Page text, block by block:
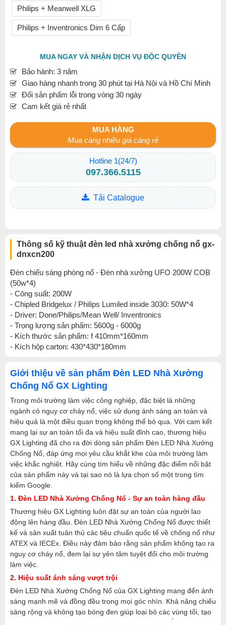
Philips + Meanwell XLG
Philips + Inventronics Dim 6 Cấp
MUA NGAY VÀ NHẬN DỊCH VỤ ĐỘC QUYỀN
Bảo hành: 3 năm
Giao hàng nhanh trong 30 phút tại Hà Nội và Hồ Chí Minh
Đổi sản phẩm lỗi trong vòng 30 ngày
Cam kết giá rẻ nhất
MUA HÀNG
Mua càng nhiều giá càng rẻ
Hotline 1(24/7)
097.366.5115
Tải Catalogue
Thông số kỹ thuật đèn led nhà xưởng chống nổ gx-
dnxcn200
Đèn chiếu sáng phòng nổ - Đèn nhà xưởng UFO 200W COB
(50w*4)
- Công suất: 200W
- Chipled Bridgelux / Philips Lumiled inside 3030: 50W*4
- Driver: Done/Philips/Mean Well/ Inventronics
- Trọng lượng sản phẩm: 5600g - 6000g
- Kích thước sản phẩm: f 410mm*160mm
- Kích hộp carton: 430*430*180mm
Giới thiệu về sản phẩm Đèn LED Nhà Xưởng
Chống Nổ GX Lighting
Trong môi trường làm việc công nghiệp, đặc biệt là những
ngành có nguy cơ cháy nổ, việc sử dụng ánh sáng an toàn và
hiệu quả là một điều quan trọng không thể bỏ qua. Với cam kết
mang lại sự an toàn tối đa và hiệu suất đỉnh cao, thương hiệu
GX Lighting đã cho ra đời dòng sản phẩm Đèn LED Nhà Xưởng
Chống Nổ, đáp ứng mọi yêu cầu khắt khe của môi trường làm
việc khắc nghiệt. Hãy cùng tìm hiểu về những đặc điểm nổi bật
của sản phẩm này và tại sao nó là lựa chọn số một trong tìm
kiếm Google.
1. Đèn LED Nhà Xưởng Chống Nổ - Sự an toàn hàng đầu
Thương hiệu GX Lighting luôn đặt sự an toàn của người lao
động lên hàng đầu. Đèn LED Nhà Xưởng Chống Nổ được thiết
kế và sản xuất tuân thủ các tiêu chuẩn quốc tế về chống nổ như
ATEX và IECEx. Điều này đảm bảo rằng sản phẩm không tạo ra
nguy cơ cháy nổ, đem lại sự yên tâm tuyệt đối cho môi trường
làm việc.
2. Hiệu suất ánh sáng vượt trội
Đèn LED Nhà Xưởng Chống Nổ của GX Lighting mang đến ánh
sáng mạnh mẽ và đồng đều trong mọi góc nhìn. Khả năng chiếu
sáng rộng và không tạo bóng đen giúp loại bỏ các vùng tối, tạo